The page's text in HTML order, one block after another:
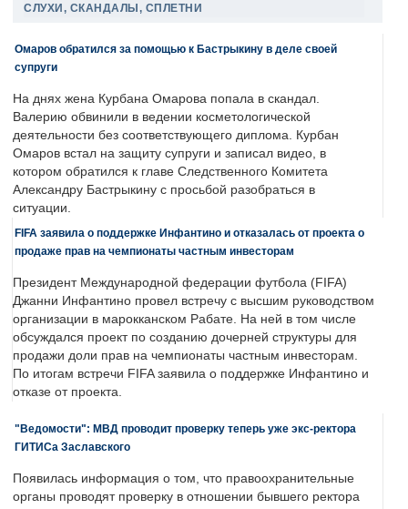
СЛУХИ, СКАНДАЛЫ, СПЛЕТНИ
Омаров обратился за помощью к Бастрыкину в деле своей
супруги
На днях жена Курбана Омарова попала в скандал.
Валерию обвинили в ведении косметологической
деятельности без соответствующего диплома. Курбан
Омаров встал на защиту супруги и записал видео, в
котором обратился к главе Следственного Комитета
Александру Бастрыкину с просьбой разобраться в
ситуации.
FIFA заявила о поддержке Инфантино и отказалась от проекта о
продаже прав на чемпионаты частным инвесторам
Президент Международной федерации футбола (FIFA)
Джанни Инфантино провел встречу с высшим руководством
организации в марокканском Рабате. На ней в том числе
обсуждался проект по созданию дочерней структуры для
продажи доли прав на чемпионаты частным инвесторам.
По итогам встречи FIFA заявила о поддержке Инфантино и
отказе от проекта.
"Ведомости": МВД проводит проверку теперь уже экс-ректора
ГИТИСа Заславского
Появилась информация о том, что правоохранительные
органы проводят проверку в отношении бывшего ректора